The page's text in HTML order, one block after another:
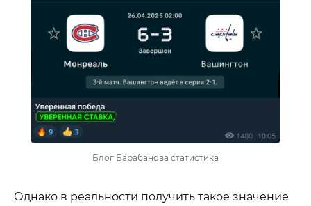
Блог Барабанова статистика
Однако в реальности получить такое значение